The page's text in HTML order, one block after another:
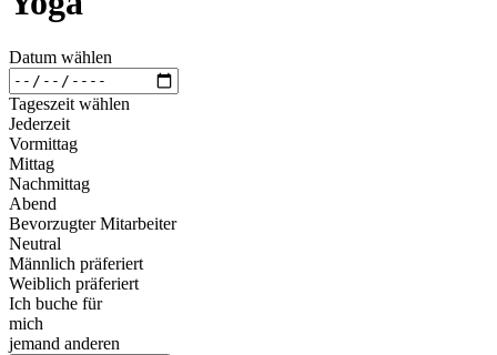
Datum wählen
Tageszeit wählen
Jederzeit
Vormittag
Mittag
Nachmittag
Abend
Bevorzugter Mitarbeiter
Neutral
Männlich präferiert
Weiblich präferiert
Ich buche für
mich
jemand anderen